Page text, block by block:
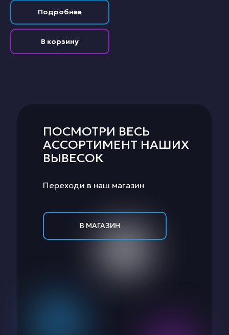
Подробнее
В корзину
В МАГАЗИН
Переходи в наш магазин
ПОСМОТРИ ВЕСЬ
АССОРТИМЕНТ НАШИХ
ВЫВЕСОК